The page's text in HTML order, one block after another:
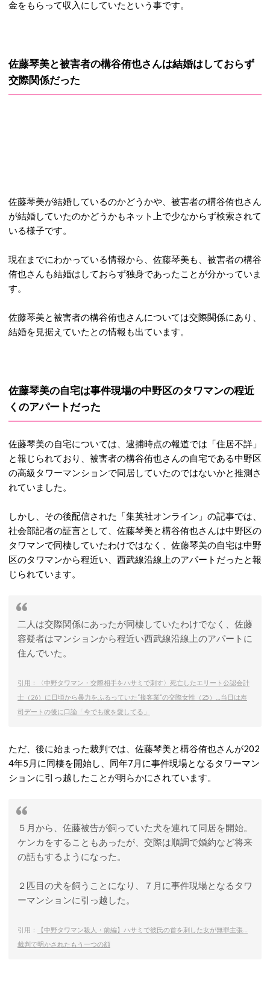
金をもらって収入にしていたという事です。
佐藤琴美と被害者の構谷侑也さんは結婚はしておらず
交際関係だった
佐藤琴美が結婚しているのかどうかや、被害者の構谷侑也さん
が結婚していたのかどうかもネット上で少なからず検索されて
いる様子です。
現在までにわかっている情報から、佐藤琴美も、被害者の構谷
侑也さんも結婚はしておらず独身であったことが分かっていま
す。
佐藤琴美と被害者の構谷侑也さんについては交際関係にあり、
結婚を見据えていたとの情報も出ています。
佐藤琴美の自宅は事件現場の中野区のタワマンの程近
くのアパートだった
佐藤琴美の自宅については、逮捕時点の報道では「住居不詳」
と報じられており、被害者の構谷侑也さんの自宅である中野区
の高級タワーマンションで同居していたのではないかと推測さ
れていました。
しかし、その後配信された「集英社オンライン」の記事では、
社会部記者の証言として、佐藤琴美と構谷侑也さんは中野区の
タワマンで同棲していたわけではなく、佐藤琴美の自宅は中野
区のタワマンから程近い、西武線沿線上のアパートだったと報
じられています。
二人は交際関係にあったが同棲していたわけでなく、佐藤
容疑者はマンションから程近い西武線沿線上のアパートに
住んでいた。
引用：〈中野タワマン・交際相手をハサミで刺す〉死亡したエリート公認会計
士（26）に日頃から暴力をふるっていた“接客業“の交際女性（25）…当日は寿
司デートの後に口論「今でも彼を愛してる」
ただ、後に始まった裁判では、佐藤琴美と構谷侑也さんが202
4年5月に同棲を開始し、同年7月に事件現場となるタワーマン
ションに引っ越したことが明らかにされています。
５月から、佐藤被告が飼っていた犬を連れて同居を開始。
ケンカをすることもあったが、交際は順調で婚約など将来
の話もするようになった。
２匹目の犬を飼うことになり、７月に事件現場となるタワ
ーマンションに引っ越した。
引用：
【中野タワマン殺人・前編】ハサミで彼氏の首を刺した女が無罪主張…
裁判で明かされたもう一つの顔